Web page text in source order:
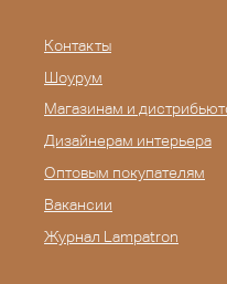
Контакты
Шоурум
Магазинам и
Дизайнерам интерьера
Оптовым покупателям
Вакансии
Журнал Lampatron